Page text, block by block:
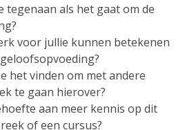
tegenaan als het gaat om de
voor jullie kunnen betekenen
het vinden om met andere
te gaan hierover?
aan meer kennis op dit
of een cursus?